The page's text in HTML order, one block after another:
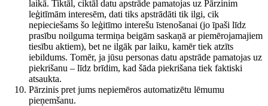
laikā. Tiktāl, ciktāl datu apstrāde pamatojas uz Pārzinim
leģitīmām interesēm, dati tiks apstrādāti tik ilgi, cik
nepieciešams šo leģitīmo interešu īstenošanai (jo īpaši līdz
prasību noilguma termiņa beigām saskaņā ar piemērojamajiem
tiesību aktiem), bet ne ilgāk par laiku, kamēr tiek atzīts
iebildums. Tomēr, ja jūsu personas datu apstrāde pamatojas uz
piekrišanu – līdz brīdim, kad šāda piekrišana tiek faktiski
atsaukta.
Pārzinis pret jums nepiemēros automatizētu lēmumu
pieņemšanu.